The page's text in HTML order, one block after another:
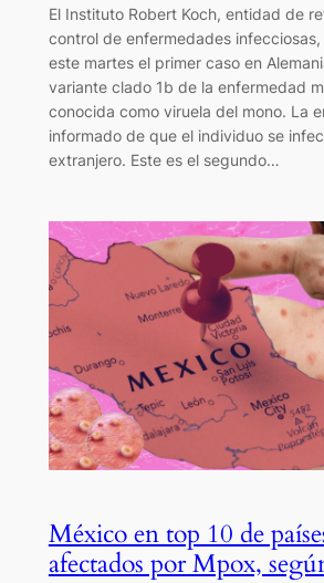
El Instituto Robert Koch, entidad de
control de enfermedades
este martes el primer caso en
variante clado 1b de la enfermedad
conocida como viruela del mono. La
informado de que el individuo se
extranjero. Este es el segundo…
México en top 10 de
afectados por Mpox,